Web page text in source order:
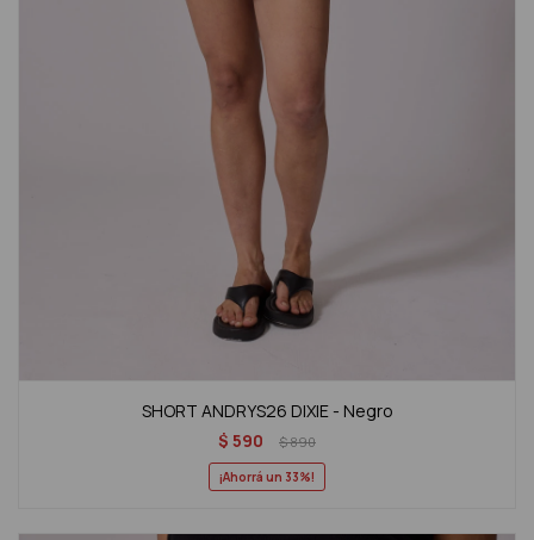
SHORT ANDRYS26 DIXIE - Negro
$ 590 $890
33